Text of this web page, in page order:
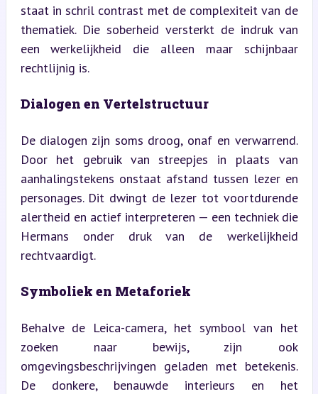
staat in schril contrast met de complexiteit van de
thematiek. Die soberheid versterkt de indruk van
een werkelijkheid die alleen maar schijnbaar
rechtlijnig is.
Dialogen en Vertelstructuur
De dialogen zijn soms droog, onaf en verwarrend.
Door het gebruik van streepjes in plaats van
aanhalingstekens onstaat afstand tussen lezer en
personages. Dit dwingt de lezer tot voortdurende
alertheid en actief interpreteren — een techniek die
Hermans onder druk van de werkelijkheid
rechtvaardigt.
Symboliek en Metaforiek
Behalve de Leica-camera, het symbool van het
zoeken naar bewijs, zijn ook
omgevingsbeschrijvingen geladen met betekenis.
De donkere, benauwde interieurs en het